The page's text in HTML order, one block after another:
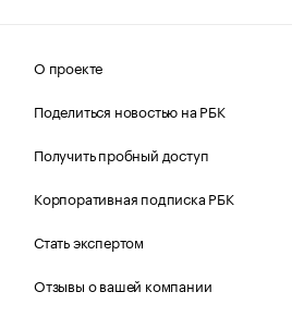
О проекте
Поделиться новостью на РБК
Получить пробный доступ
Корпоративная подписка РБК
Стать экспертом
Отзывы о вашей компании